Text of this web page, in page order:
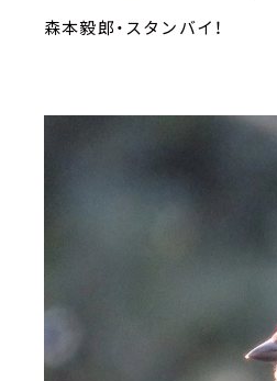
森本毅郎・スタンバイ！